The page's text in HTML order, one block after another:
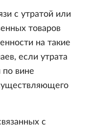
с утратой или
товаров
на такие
если утрата
вине
с